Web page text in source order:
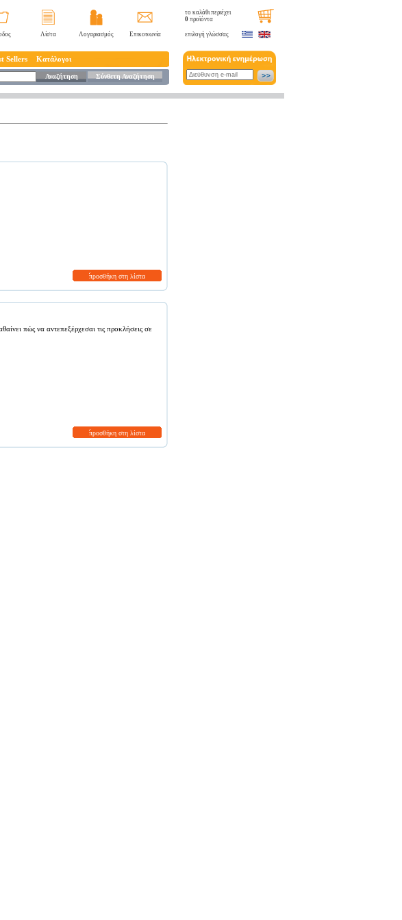
Λίστα Λογαριασμός Επικοινωνία
Sellers Κατάλογοι
Αναζήτηση Σύνθετη Αναζήτηση
το καλάθι περιέχει
0 προϊόντα
επιλογή γλώσσας
προσθήκη στη λίστα
πώς να αντεπεξέρχεσαι τις προκλήσεις σε
προσθήκη στη λίστα